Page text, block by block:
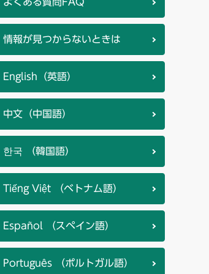
よくある質問FAQ
情報が見つからないときは
English（英語）
中文（中国語）
한국 （韓国語）
Tiếng Việt （ベトナム語）
Español （スペイン語）
Português （ポルトガル語）